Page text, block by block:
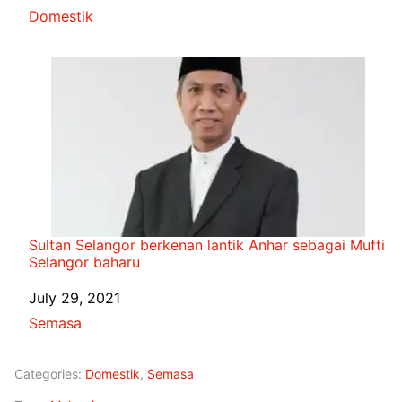
In relation to
Domestik
Sultan Selangor berkenan lantik Anhar sebagai Mufti
Selangor baharu
Date
July 29, 2021
In relation to
Semasa
Categories: Domestik, Semasa